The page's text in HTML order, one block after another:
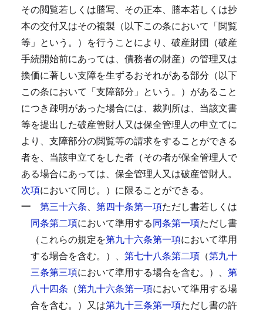
その閲覧若しくは謄写、その正本、謄本若しくは抄
本の交付又はその複製（以下この条において「閲覧
等」という。）を行うことにより、破産財団（破産
手続開始前にあっては、債務者の財産）の管理又は
換価に著しい支障を生ずるおそれがある部分（以下
この条において「支障部分」という。）があること
につき疎明があった場合には、裁判所は、当該文書
等を提出した破産管財人又は保全管理人の申立てに
より、支障部分の閲覧等の請求をすることができる
者を、当該申立てをした者（その者が保全管理人で
ある場合にあっては、保全管理人又は破産管財人。
次項において同じ。）に限ることができる。
一 第三十六条、 第四十条第一項ただし書若しくは
同条第二項において準用する同条第一項ただし書
（これらの規定を第九十六条第一項において準用
する場合を含む。）、 第七十八条第二項 （第九十
三条第三項において準用する場合を含む。）、 第
八十四条 （第九十六条第一項において準用する場
合を含む。）又は第九十三条第一項ただし書の許